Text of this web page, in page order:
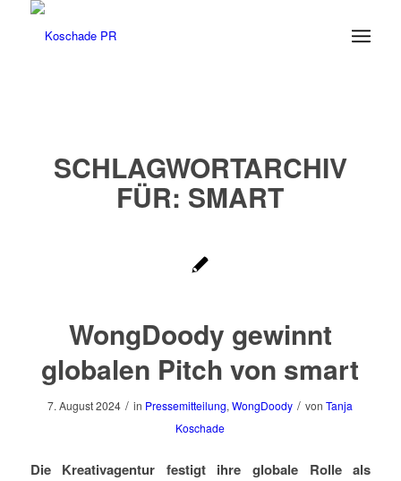
SCHLAGWORTARCHIV
FÜR: SMART
WongDoody gewinnt
globalen Pitch von smart
7. August 2024 / in Pressemitteilung,WongDoody / vonTanja
Koschade
Die Kreativagentur festigt ihre globale Rolle als